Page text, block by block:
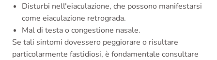
Disturbi nell'eiaculazione, che possono manifestarsi
come eiaculazione retrograda.
Mal di testa o congestione nasale.
Se tali sintomi dovessero peggiorare o risultare
particolarmente fastidiosi, è fondamentale consultare